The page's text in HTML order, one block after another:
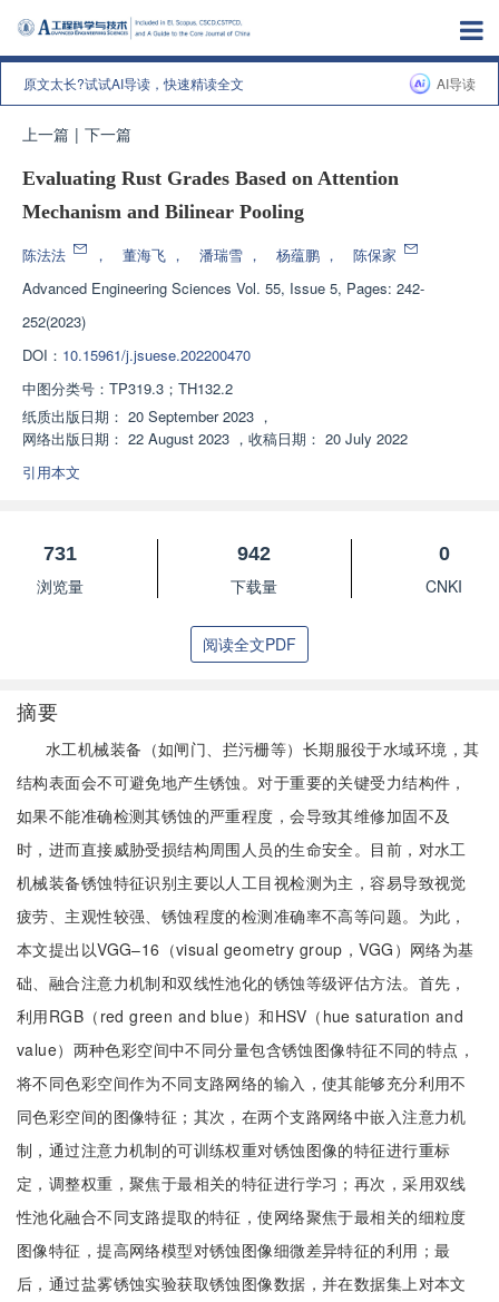
原文太长?试试AI导读，快速精读全文 AI导读
上一篇 | 下一篇
Evaluating Rust Grades Based on Attention
Mechanism and Bilinear Pooling
陈法法 ， 董海飞 ， 潘瑞雪 ， 杨蕴鹏 ，
陈保家
Advanced Engineering Sciences Vol. 55, Issue 5, Pages: 242-
252(2023)
DOI： 10.15961/j.jsuese.202200470
中图分类号： TP319.3；TH132.2
纸质出版日期： 20 September 2023 ，
网络出版日期： 22 August 2023 ， 收稿日期： 20 July 2022
引用本文
731
浏览量
942
下载量
0
CNKI
阅读全文PDF
摘要
水工机械装备（如闸门、拦污栅等）长期服役于水域环境，其
结构表面会不可避免地产生锈蚀。对于重要的关键受力结构件，
如果不能准确检测其锈蚀的严重程度，会导致其维修加固不及
时，进而直接威胁受损结构周围人员的生命安全。目前，对水工
机械装备锈蚀特征识别主要以人工目视检测为主，容易导致视觉
疲劳、主观性较强、锈蚀程度的检测准确率不高等问题。为此，
本文提出以VGG–16（visual geometry group，VGG）网络为基
础、融合注意力机制和双线性池化的锈蚀等级评估方法。首先，
利用RGB（red green and blue）和HSV（hue saturation and
value）两种色彩空间中不同分量包含锈蚀图像特征不同的特点，
将不同色彩空间作为不同支路网络的输入，使其能够充分利用不
同色彩空间的图像特征；其次，在两个支路网络中嵌入注意力机
制，通过注意力机制的可训练权重对锈蚀图像的特征进行重标
定，调整权重，聚焦于最相关的特征进行学习；再次，采用双线
性池化融合不同支路提取的特征，使网络聚焦于最相关的细粒度
图像特征，提高网络模型对锈蚀图像细微差异特征的利用；最
后，通过盐雾锈蚀实验获取锈蚀图像数据，并在数据集上对本文